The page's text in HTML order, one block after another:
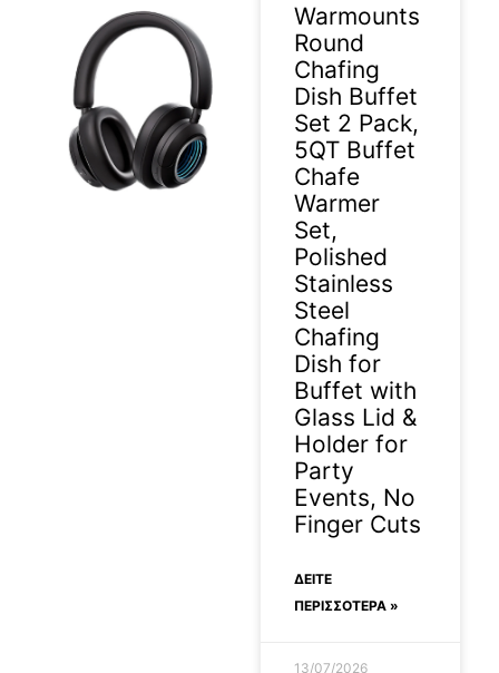
Warmounts
Round
Chafing
Dish Buffet
Set 2 Pack,
5QT Buffet
Chafe
Warmer
Set,
Polished
Stainless
Steel
Chafing
Dish for
Buffet with
Glass Lid &
Holder for
Party
Events, No
Finger Cuts
ΔΕΊΤΕ
ΠΕΡΙΣΣΟΤΕΡΑ »
13/07/2026